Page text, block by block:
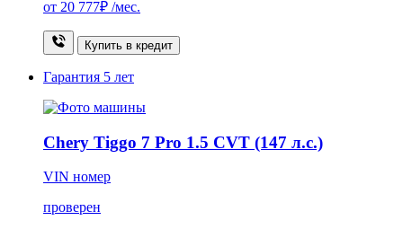
от 20 777₽ /мес.
Купить в кредит
Гарантия 5 лет
Chery Tiggo 7 Pro 1.5 CVT (147 л.с.)
VIN номер
проверен